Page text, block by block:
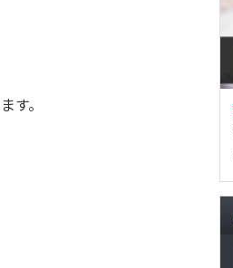
す。